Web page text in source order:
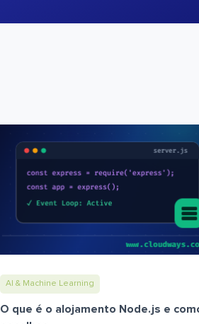
AI & Machine Learning
O que é o alojamento Node.js e